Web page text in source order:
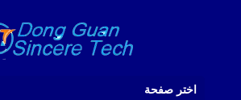
اختر صفحة